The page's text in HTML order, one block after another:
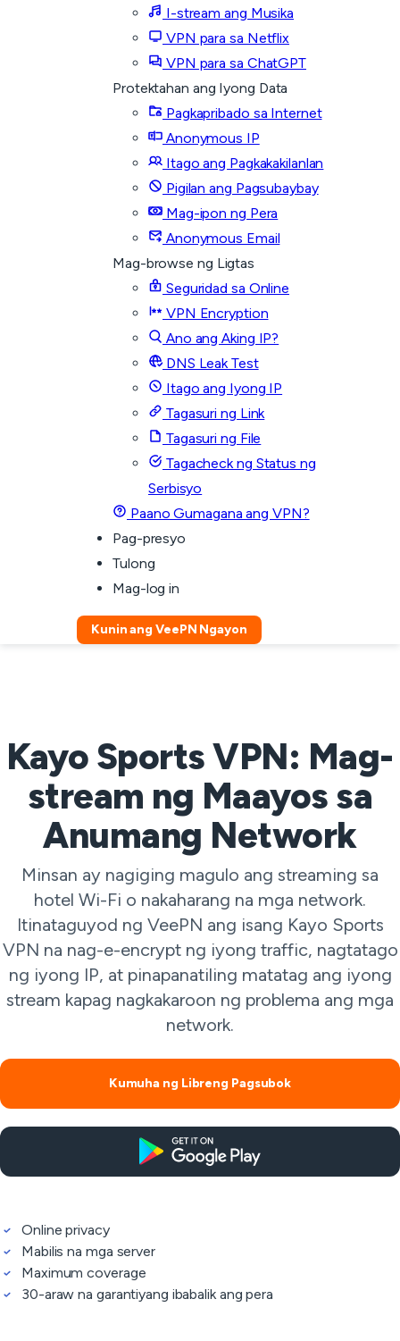
I-stream ang Musika
VPN para sa Netflix
VPN para sa ChatGPT
Protektahan ang Iyong Data
Pagkapribado sa Internet
Anonymous IP
Itago ang Pagkakakilanlan
Pigilan ang Pagsubaybay
Mag-ipon ng Pera
Anonymous Email
Mag-browse ng Ligtas
Seguridad sa Online
VPN Encryption
Ano ang Aking IP?
DNS Leak Test
Itago ang Iyong IP
Tagasuri ng Link
Tagasuri ng File
Tagacheck ng Status ng
Serbisyo
Paano Gumagana ang VPN?
Pag-presyo
Tulong
Mag-log in
Kunin ang VeePN Ngayon
Kayo Sports VPN: Mag-
stream ng Maayos sa
Anumang Network
Minsan ay nagiging magulo ang streaming sa
hotel Wi-Fi o nakaharang na mga network.
Itinataguyod ng VeePN ang isang Kayo Sports
VPN na nag-e-encrypt ng iyong traffic, nagtatago
ng iyong IP, at pinapanatiling matatag ang iyong
stream kapag nagkakaroon ng problema ang mga
network.
Kumuha ng Libreng Pagsubok
Online privacy
Mabilis na mga server
Maximum coverage
30-araw na garantiyang ibabalik ang pera